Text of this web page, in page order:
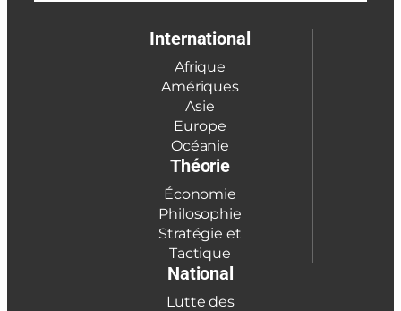
International
Afrique
Amériques
Asie
Europe
Océanie
Théorie
Économie
Philosophie
Stratégie et
Tactique
National
Lutte des